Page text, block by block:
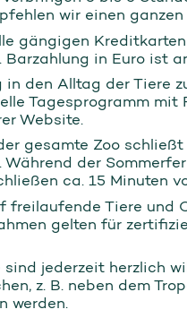
wir einen ganzen
gängigen
in Euro ist
in den Alltag der Tiere
Tagesprogramm
Website.
gesamte Zoo
der
ca. 15 Minuten
freilaufende Tiere und
gelten für
sind jederzeit herzlich
z. B. neben dem
werden.